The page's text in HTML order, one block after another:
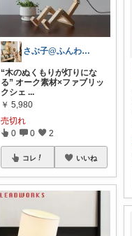
さぶ子@ふんわりインテリア♪
“木のぬくもりが灯りにな
る” オーク素材×ファブリッ
クシェ ...
￥ 5,980
売切れ
0 0 2
コレ いいね